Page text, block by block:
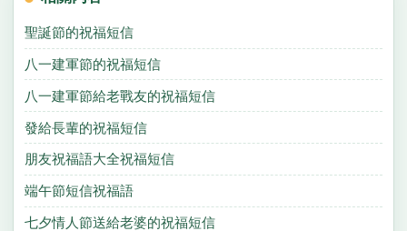
聖誕節的祝福短信
八一建軍節的祝福短信
八一建軍節給老戰友的祝福短信
發給長輩的祝福短信
朋友祝福語大全祝福短信
端午節短信祝福語
七夕情人節送給老婆的祝福短信